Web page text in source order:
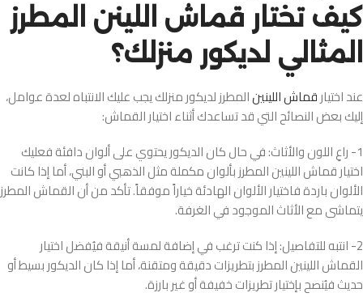
كيف تختار قماش اللينن المطرز
المثالي لديكور منزلك؟
عند اختيارقماش اللينينالمطرز لديكور منزلك يجب عليك الانتباه لعدة عوامل،
إليك بعض النصائح التي قد تساعدك أثناء اختيار القماش:
1- راعِ اللون والأثاث: في حال كان الديكور يحتوي على ألوان دافئة فعليك
اختيار قماش اللينين المطرز بألوان مكملة مثل الذهبي أو البني، أما إذا كانت
الألوان باردة فاختيار الألوان الهادئة خياراً موفقاً. تأكد من أن القماش المطرز
يتماشى مع الأثاث الموجود في الغرفة.
2- انتبه للتفاصيل: إذا كنت ترغب في إضافة لمسة أنيقة فيُفضل اختيار
القماش اللينين المطرز بتطريزات دقيقة ومتقنة، أما إذا كان الديكور بسيط أو
حديث فيُنصح بإختيار تطريزات خفيفة أو غير بارزة.